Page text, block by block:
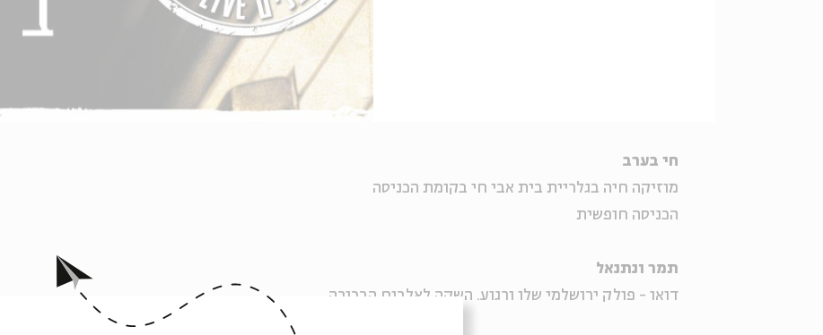
חי בערב
מוזיקה חיה בגלריית בית אבי חי בקומת הכניסה
הכניסה חופשית
תמר ונתנאל
דואו - פולק ירושלמי שלו ורגוע. השקה לאלבום הבכורה.